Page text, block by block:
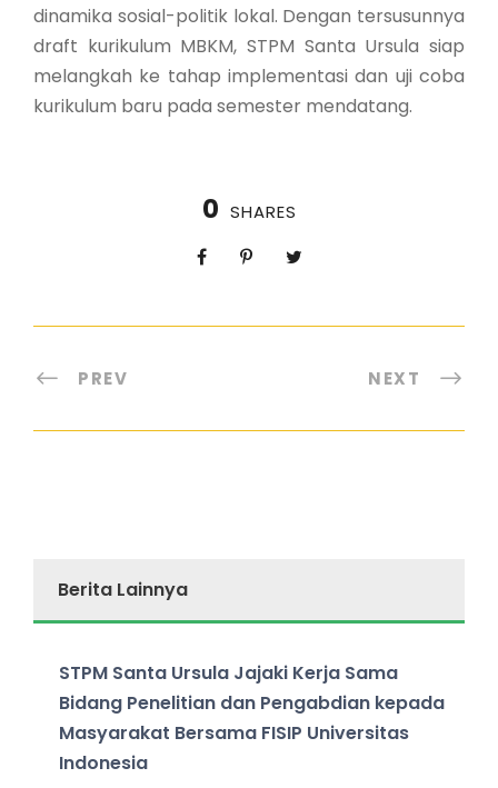
dinamika sosial-politik lokal. Dengan tersusunnya
draft kurikulum MBKM, STPM Santa Ursula siap
melangkah ke tahap implementasi dan uji coba
kurikulum baru pada semester mendatang.
0 SHARES
PREV NEXT
Berita Lainnya
STPM Santa Ursula Jajaki Kerja Sama
Bidang Penelitian dan Pengabdian kepada
Masyarakat Bersama FISIP Universitas
Indonesia